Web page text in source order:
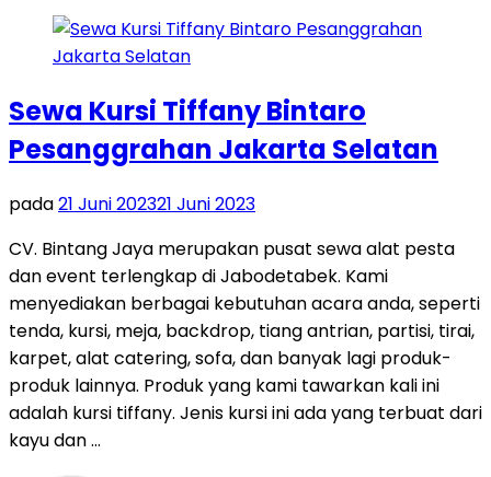
Sewa Kursi Tiffany Bintaro
Pesanggrahan Jakarta Selatan
pada21 Juni 202321 Juni 2023
CV. Bintang Jaya merupakan pusat sewa alat pesta
dan event terlengkap di Jabodetabek. Kami
menyediakan berbagai kebutuhan acara anda, seperti
tenda, kursi, meja, backdrop, tiang antrian, partisi, tirai,
karpet, alat catering, sofa, dan banyak lagi produk-
produk lainnya. Produk yang kami tawarkan kali ini
adalah kursi tiffany. Jenis kursi ini ada yang terbuat dari
kayu dan …